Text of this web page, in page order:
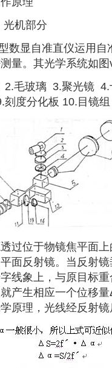
光机部分
数显自准直仪运用自
量。其光学系统如图
2.毛玻璃 3.聚光镜
刻度分化板 10.目镜
过位于物镜焦平面
面反射镜。当反射
线象上，与原目标
产生相应一个位移
原理，光线经反射